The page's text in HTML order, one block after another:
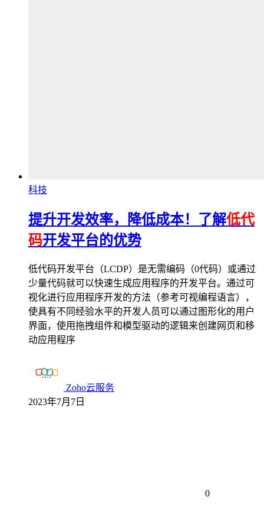
科技
提升开发效率，降低成本！了解低代
码开发平台的优势
低代码开发平台（LCDP）是无需编码（0代码）或通过
少量代码就可以快速生成应用程序的开发平台。通过可
视化进行应用程序开发的方法（参考可视编程语言），
使具有不同经验水平的开发人员可以通过图形化的用户
界面，使用拖拽组件和模型驱动的逻辑来创建网页和移
动应用程序
Zoho云服务
2023年7月7日
0